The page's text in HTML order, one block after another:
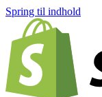
Spring til indhold